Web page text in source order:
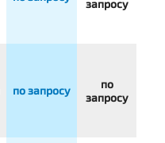
запросу
по запросу
по
запросу